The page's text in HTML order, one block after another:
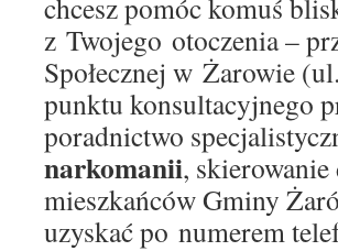
chcesz pomóc komuś
z Twojego otoczenia –
Społecznej w Żarowie
punktu konsultacyjnego
poradnictwo
narkomanii,
mieszkańców Gminy
uzyskać po numerem